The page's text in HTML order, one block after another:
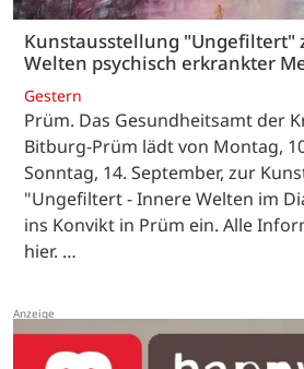
Kunstausstellung "Ungefiltert"
Welten psychisch erkrankter
Gestern
Prüm. Das Gesundheitsamt der
Bitburg-Prüm lädt von Montag,
Sonntag, 14. September, zur
"Ungefiltert - Innere Welten im
ins Konvikt in Prüm ein. Alle
hier. …